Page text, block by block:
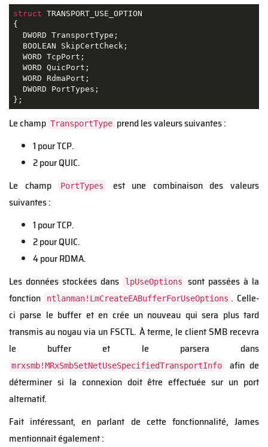
struct TRANSPORT_USE_OPTION
{
  DWORD TransportType;
  BOOLEAN SkipCertCheck;
  WORD TcpPort;
  WORD QuicPort;
  WORD RdmaPort;
  DWORD PortTypes;
};
Le champ TransportType prend les valeurs suivantes :
1 pour TCP.
2 pour QUIC.
Le champ
PortTypes
est une combinaison des valeurs
suivantes :
1 pour TCP.
2 pour QUIC.
4 pour RDMA.
Les données stockées dans
lpUseOptions
sont passées à la
fonction
ntlanman!LmCreateEABufferForUseOptions . Celle-
ci parse le buffer et en crée un nouveau qui sera plus tard
transmis au noyau via un FSCTL. À terme, le client SMB recevra
le buffer et le parsera dans
mrxsmb!MRxSmbSetNetUseSpecifiedTransportInfo
afin de
déterminer si la connexion doit être effectuée sur un port
alternatif.
Fait intéressant, en parlant de cette fonctionnalité, James
mentionnait également :